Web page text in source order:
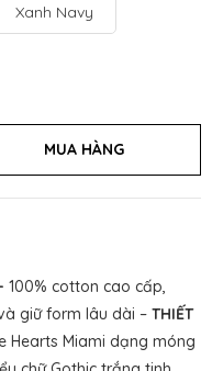
Xanh Navy
100% cotton cao cấp,
giữ form lâu dài – THIẾT
Hearts Miami dạng móng